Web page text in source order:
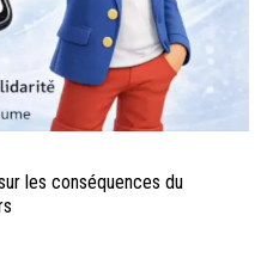
les conséquences du